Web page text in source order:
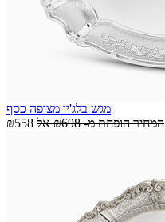
מגש בלג'יו מצופה כסף
₪558
המחיר הופחת מ-₪698 אל